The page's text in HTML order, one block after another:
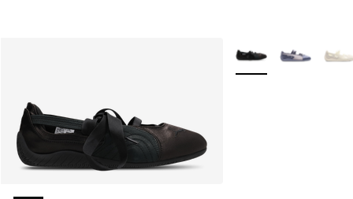
Weitere Farben